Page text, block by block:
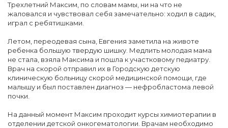
Трехлетний Максим, по словам мамы, ни на что не
жаловался и чувствовал себя замечательно: ходил в садик,
играл с ребятишками.
Летом, переодевая сына, Евгения заметила на животе
ребенка большую твердую шишку. Медлить молодая мама
не стала, взяла Максима и пошла к участковому педиатру.
Врач на скорой отправил их в Городскую детскую
клиническую больницу скорой медицинской помощи, где
малышу и был поставлен диагноз — нефробластома левой
почки.
На данный момент Максим проходит курсы химиотерапии в
отделении детской онкогематологии. Врачам необходимо